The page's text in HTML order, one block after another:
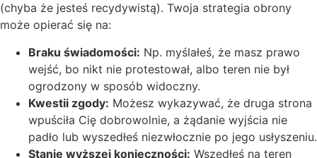
(chyba że jesteś recydywistą). Twoja strategia obrony
może opierać się na:
Braku świadomości: Np. myślałeś, że masz prawo
wejść, bo nikt nie protestował, albo teren nie był
ogrodzony w sposób widoczny.
Kwestii zgody: Możesz wykazywać, że druga strona
wpuściła Cię dobrowolnie, a żądanie wyjścia nie
padło lub wyszedłeś niezwłocznie po jego usłyszeniu.
Stanie wyższej konieczności: Wszedłeś na teren